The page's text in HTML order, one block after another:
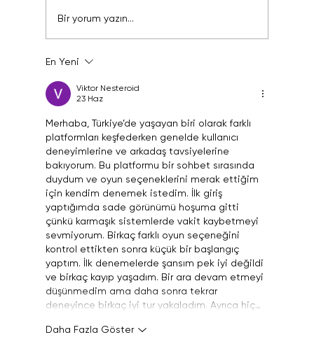
azinligin arasina girmek
Bir yorum yazın...
En Yeni
Viktor Nesteroid
23 Haz
Merhaba, Türkiye’de yaşayan biri olarak farklı
platformları keşfederken genelde kullanıcı
deneyimlerine ve arkadaş tavsiyelerine
bakıyorum. Bu platformu bir sohbet sırasında
duydum ve oyun seçeneklerini merak ettiğim
için kendim denemek istedim. İlk giriş
yaptığımda sade görünümü hoşuma gitti
çünkü karmaşık sistemlerde vakit kaybetmeyi
sevmiyorum. Birkaç farklı oyun seçeneğini
kontrol ettikten sonra küçük bir başlangıç
yaptım. İlk denemelerde şansım pek iyi değildi
ve birkaç kayıp yaşadım. Bir ara devam etmeyi
düşünmedim ama daha sonra tekrar
deneyince birkaç iyi tur yakaladım. Ayrıca hiç…
Daha Fazla Göster